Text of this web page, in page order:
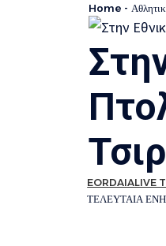
Home -
ΤΕΛΕΥΤΑΙΑ
EORDAIALIVE